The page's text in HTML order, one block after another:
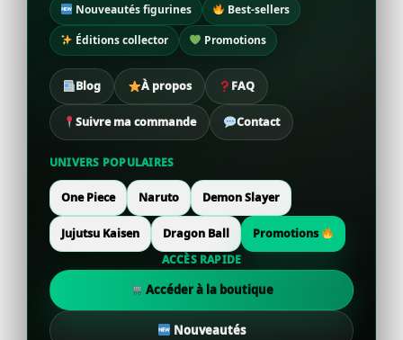
Nouveautés figurines
Best-sellers
Éditions collector
Promotions
Blog À propos FAQ
Suivre ma commande Contact
UNIVERS POPULAIRES
One Piece Naruto Demon Slayer
Jujutsu Kaisen Dragon Ball
Promotions
ACCÈS RAPIDE
Accéder à la boutique
Nouveautés